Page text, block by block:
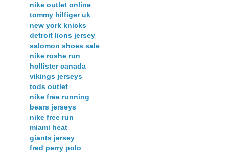
nike outlet online
tommy hilfiger uk
new york knicks
detroit lions jersey
salomon shoes sale
nike roshe run
hollister canada
vikings jerseys
tods outlet
nike free running
bears jerseys
nike free run
miami heat
giants jersey
fred perry polo